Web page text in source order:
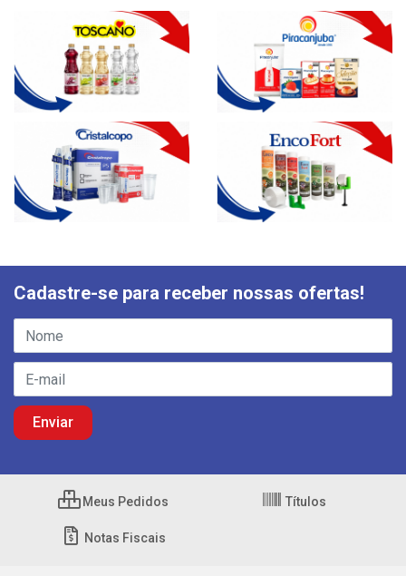
Cadastre-se para receber nossas ofertas!
Meus Pedidos Títulos
Notas Fiscais